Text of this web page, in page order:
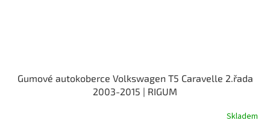
Gumové autokoberce Volkswagen T5 Caravelle 2.řada
2003-2015 | RIGUM
Skladem